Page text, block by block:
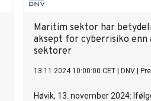
Maritim sektor har
aksept for cyberrisiko enn
sektorer
13.11.2024 10:00:00 CET DNV
Høvik, 13. november 2024: